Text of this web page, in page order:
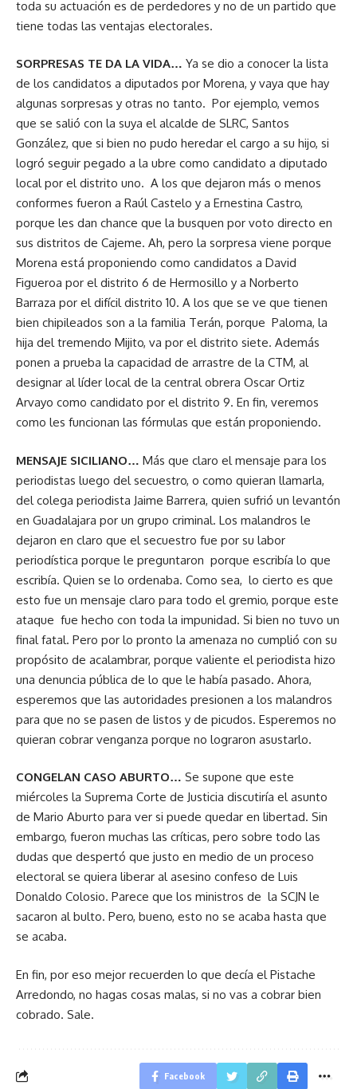
toda su actuación es de perdedores y no de un partido que
tiene todas las ventajas electorales.
SORPRESAS TE DA LA VIDA… Ya se dio a conocer la lista
de los candidatos a diputados por Morena, y vaya que hay
algunas sorpresas y otras no tanto. Por ejemplo, vemos
que se salió con la suya el alcalde de SLRC, Santos
González, que si bien no pudo heredar el cargo a su hijo, si
logró seguir pegado a la ubre como candidato a diputado
local por el distrito uno. A los que dejaron más o menos
conformes fueron a Raúl Castelo y a Ernestina Castro,
porque les dan chance que la busquen por voto directo en
sus distritos de Cajeme. Ah, pero la sorpresa viene porque
Morena está proponiendo como candidatos a David
Figueroa por el distrito 6 de Hermosillo y a Norberto
Barraza por el difícil distrito 10. A los que se ve que tienen
bien chipileados son a la familia Terán, porque Paloma, la
hija del tremendo Mijito, va por el distrito siete. Además
ponen a prueba la capacidad de arrastre de la CTM, al
designar al líder local de la central obrera Oscar Ortiz
Arvayo como candidato por el distrito 9. En fin, veremos
como les funcionan las fórmulas que están proponiendo.
MENSAJE SICILIANO… Más que claro el mensaje para los
periodistas luego del secuestro, o como quieran llamarla,
del colega periodista Jaime Barrera, quien sufrió un levantón
en Guadalajara por un grupo criminal. Los malandros le
dejaron en claro que el secuestro fue por su labor
periodística porque le preguntaron porque escribía lo que
escribía. Quien se lo ordenaba. Como sea, lo cierto es que
esto fue un mensaje claro para todo el gremio, porque este
ataque fue hecho con toda la impunidad. Si bien no tuvo un
final fatal. Pero por lo pronto la amenaza no cumplió con su
propósito de acalambrar, porque valiente el periodista hizo
una denuncia pública de lo que le había pasado. Ahora,
esperemos que las autoridades presionen a los malandros
para que no se pasen de listos y de picudos. Esperemos no
quieran cobrar venganza porque no lograron asustarlo.
CONGELAN CASO ABURTO… Se supone que este
miércoles la Suprema Corte de Justicia discutiría el asunto
de Mario Aburto para ver si puede quedar en libertad. Sin
embargo, fueron muchas las críticas, pero sobre todo las
dudas que despertó que justo en medio de un proceso
electoral se quiera liberar al asesino confeso de Luis
Donaldo Colosio. Parece que los ministros de la SCJN le
sacaron al bulto. Pero, bueno, esto no se acaba hasta que
se acaba.
En fin, por eso mejor recuerden lo que decía el Pistache
Arredondo, no hagas cosas malas, si no vas a cobrar bien
cobrado. Sale.
Facebook